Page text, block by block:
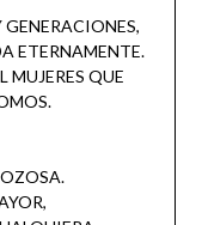
ETERNAMENTE.
MUJERES QUE